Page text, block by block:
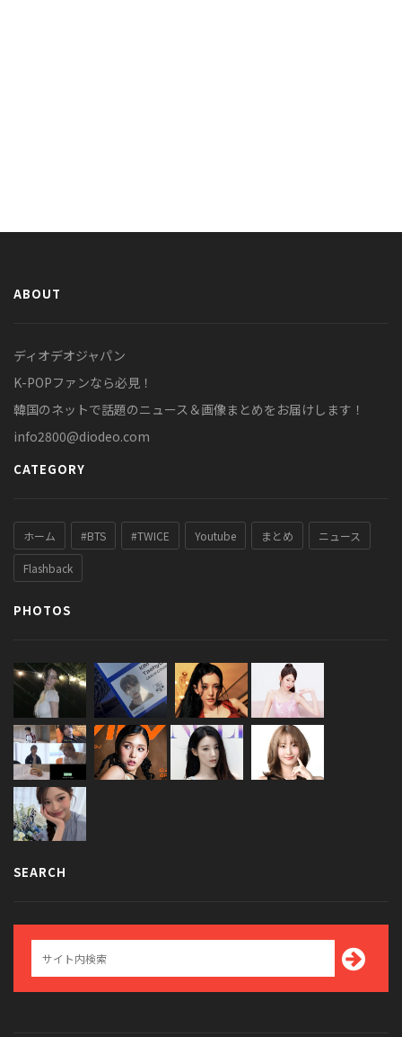
ABOUT
ディオデオジャパン
K-POPファンなら必見！
韓国のネットで話題のニュース＆画像まとめをお届けします！
info2800@diodeo.com
CATEGORY
ホーム #BTS #TWICE Youtube まとめ ニュース
Flashback
PHOTOS
SEARCH